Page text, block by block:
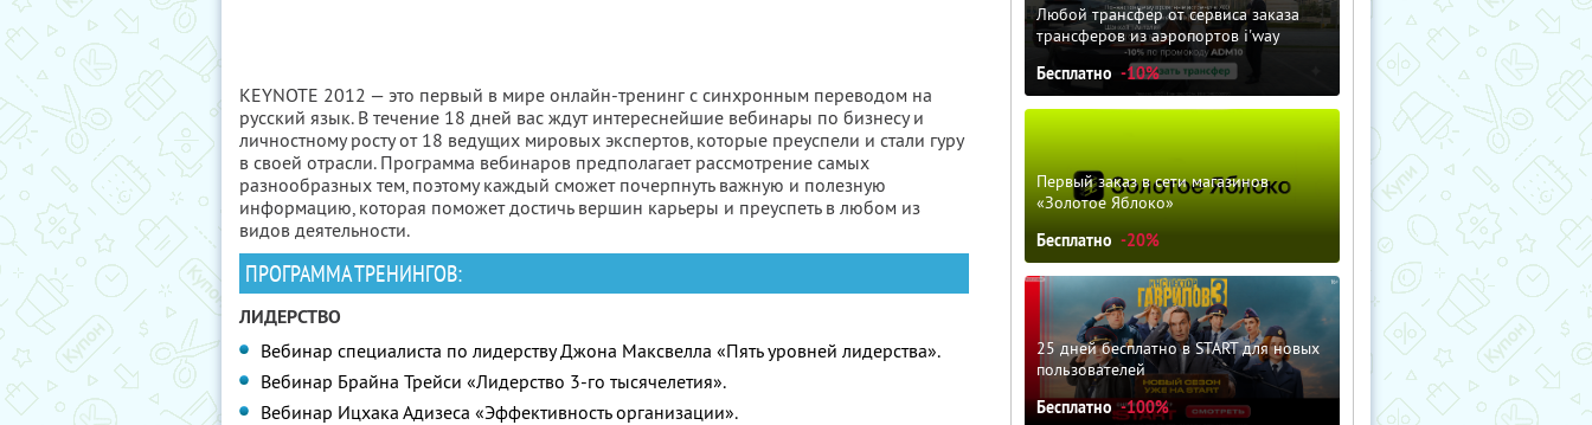
KEYNOTE 2012 — это первый в мире онлайн-тренинг с синхронным переводом на
русский язык. В течение 18 дней вас ждут интереснейшие вебинары по бизнесу и
личностному росту от 18 ведущих мировых экспертов, которые преуспели и стали гуру
в своей отрасли. Программа вебинаров предполагает рассмотрение самых
разнообразных тем, поэтому каждый сможет почерпнуть важную и полезную
информацию, которая поможет достичь вершин карьеры и преуспеть в любом из
видов деятельности.
ПРОГРАММА ТРЕНИНГОВ:
ЛИДЕРСТВО
Вебинар специалиста по лидерству Джона Максвелла «Пять уровней лидерства».
Вебинар Брайна Трейси «Лидерство 3-го тысячелетия».
Вебинар Ицхака Адизеса «Эффективность организации».
Любой трансфер от сервиса заказа
трансферов из аэропортов i'way
Бесплатно -10%
Первый заказ в сети магазинов
«Золотое Яблоко»
Бесплатно -20%
25 дней бесплатно в START для новых
пользователей
Бесплатно -100%